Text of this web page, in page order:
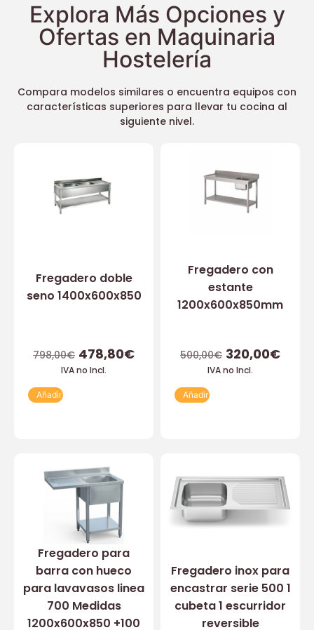
Explora Más Opciones y
Ofertas en Maquinaria
Hostelería
Compara modelos similares o encuentra equipos con
características superiores para llevar tu cocina al
siguiente nivel.
Fregadero doble
seno 1400x600x850
798,00€ 478,80€
IVA no Incl.
Añadir
Fregadero con
estante
1200x600x850mm
500,00€ 320,00€
IVA no Incl.
Añadir
Fregadero para
barra con hueco
para lavavasos linea
700 Medidas
1200x600x850 +100
Fregadero inox para
encastrar serie 500 1
cubeta 1 escurridor
reversible